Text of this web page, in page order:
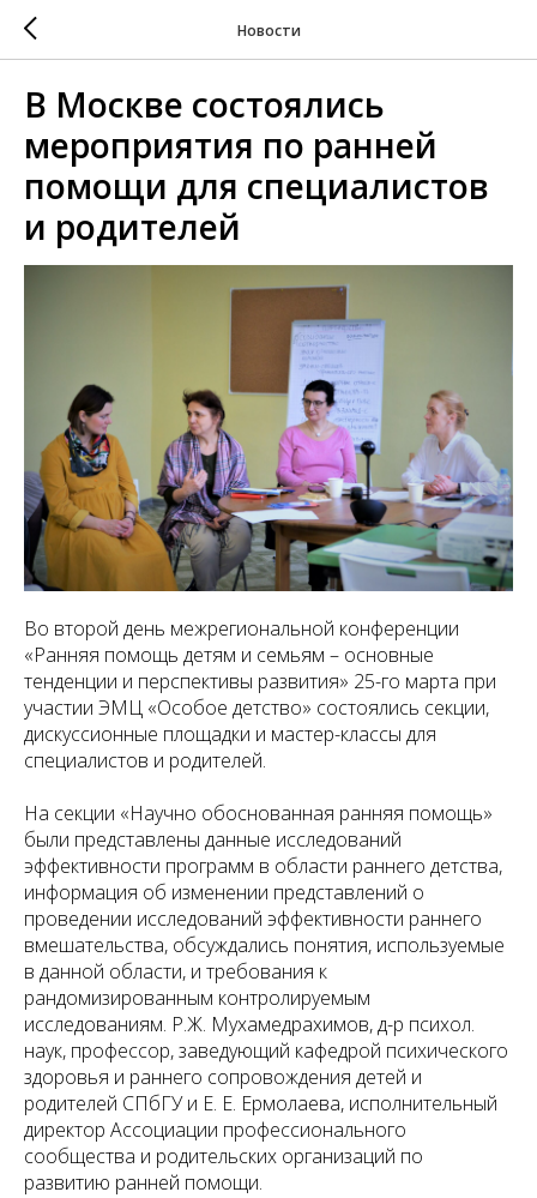
Новости
В Москве состоялись
мероприятия по ранней
помощи для специалистов
и родителей
Во второй день межрегиональной конференции
«Ранняя помощь детям и семьям – основные
тенденции и перспективы развития» 25-го марта при
участии ЭМЦ «Особое детство» состоялись секции,
дискуссионные площадки и мастер-классы для
специалистов и родителей.
На секции «Научно обоснованная ранняя помощь»
были представлены данные исследований
эффективности программ в области раннего детства,
информация об изменении представлений о
проведении исследований эффективности раннего
вмешательства, обсуждались понятия, используемые
в данной области, и требования к
рандомизированным контролируемым
исследованиям. Р.Ж. Мухамедрахимов, д-р психол.
наук, профессор, заведующий кафедрой психического
здоровья и раннего сопровождения детей и
родителей СПбГУ и Е. Е. Ермолаева, исполнительный
директор Ассоциации профессионального
сообщества и родительских организаций по
развитию ранней помощи.